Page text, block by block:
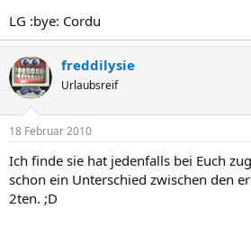
LG :bye: Cordu
freddilysie
Urlaubsreif
18 Februar 2010
Ich finde sie hat jedenfalls bei Euch
schon ein Unterschied zwischen den
2ten. ;D